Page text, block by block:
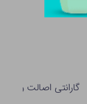
گارانتی اصالت و